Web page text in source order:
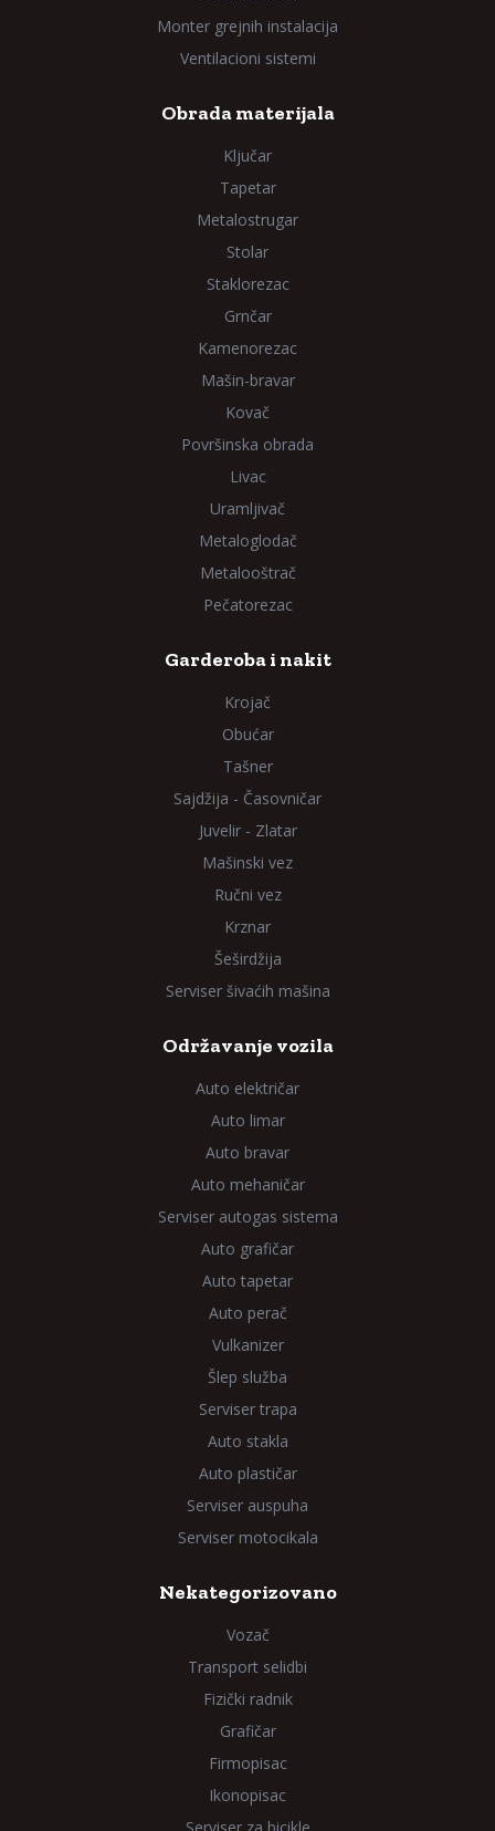
Monter grejnih instalacija
Ventilacioni sistemi
Obrada materijala
Ključar
Tapetar
Metalostrugar
Stolar
Staklorezac
Grnčar
Kamenorezac
Mašin-bravar
Kovač
Površinska obrada
Livac
Uramljivač
Metaloglodač
Metalooštrač
Pečatorezac
Garderoba i nakit
Krojač
Obućar
Tašner
Sajdžija - Časovničar
Juvelir - Zlatar
Mašinski vez
Ručni vez
Krznar
Šeširdžija
Serviser šivaćih mašina
Održavanje vozila
Auto električar
Auto limar
Auto bravar
Auto mehaničar
Serviser autogas sistema
Auto grafičar
Auto tapetar
Auto perač
Vulkanizer
Šlep služba
Serviser trapa
Auto stakla
Auto plastičar
Serviser auspuha
Serviser motocikala
Nekategorizovano
Vozač
Transport selidbi
Fizički radnik
Grafičar
Firmopisac
Ikonopisac